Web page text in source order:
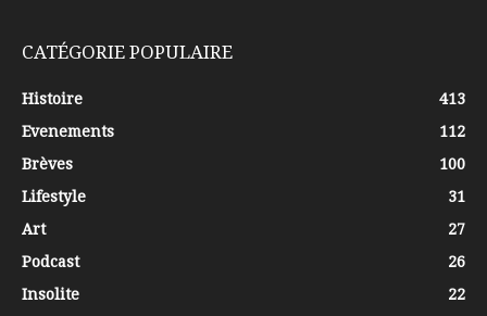
CATÉGORIE POPULAIRE
Histoire
413
Evenements
112
Brèves
100
Lifestyle
31
Art
27
Podcast
26
Insolite
22